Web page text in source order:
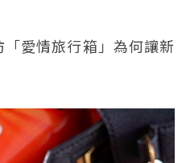
愛情旅行箱」為何讓新